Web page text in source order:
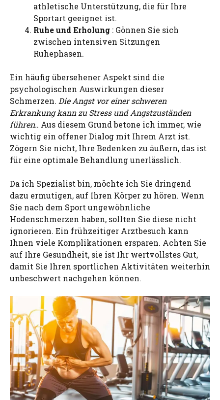
athletische Unterstützung, die für Ihre
Sportart geeignet ist.
Ruhe und Erholung : Gönnen Sie sich
zwischen intensiven Sitzungen
Ruhephasen.
Ein häufig übersehener Aspekt sind die
psychologischen Auswirkungen dieser
Schmerzen. Die Angst vor einer schweren
Erkrankung kann zu Stress und Angstzuständen
führen.. Aus diesem Grund betone ich immer, wie
wichtig ein offener Dialog mit Ihrem Arzt ist.
Zögern Sie nicht, Ihre Bedenken zu äußern, das ist
für eine optimale Behandlung unerlässlich.
Da ich Spezialist bin, möchte ich Sie dringend
dazu ermutigen, auf Ihren Körper zu hören. Wenn
Sie nach dem Sport ungewöhnliche
Hodenschmerzen haben, sollten Sie diese nicht
ignorieren. Ein frühzeitiger Arztbesuch kann
Ihnen viele Komplikationen ersparen. Achten Sie
auf Ihre Gesundheit, sie ist Ihr wertvollstes Gut,
damit Sie Ihren sportlichen Aktivitäten weiterhin
unbeschwert nachgehen können.